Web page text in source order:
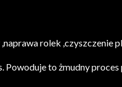
rolek ,czyszczenie
Powoduje to żmudny